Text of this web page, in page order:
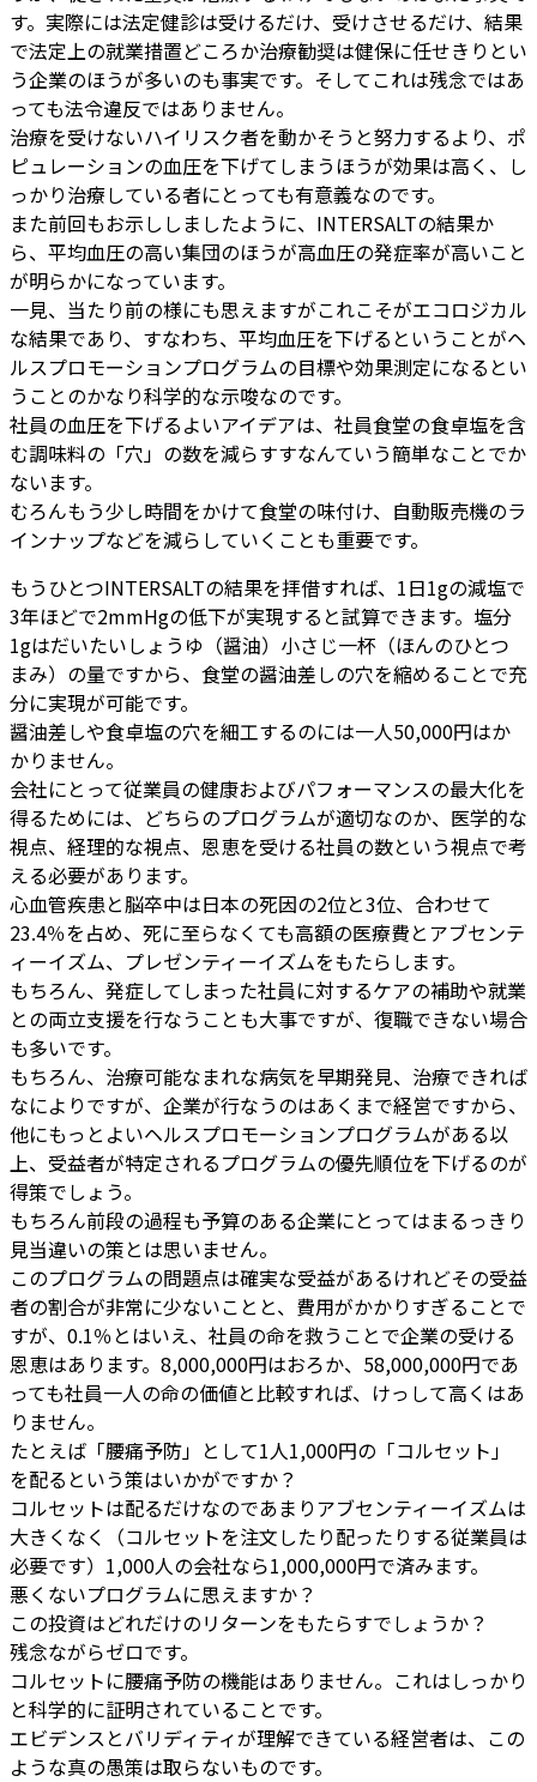
す。実際には法定健診は受けるだけ、受けさせるだけ、結果
で法定上の就業措置どころか治療勧奨は健保に任せきりとい
う企業のほうが多いのも事実です。そしてこれは残念ではあ
っても法令違反ではありません。
治療を受けないハイリスク者を動かそうと努力するより、ポ
ピュレーションの血圧を下げてしまうほうが効果は高く、し
っかり治療している者にとっても有意義なのです。
また前回もお示ししましたように、INTERSALTの結果か
ら、平均血圧の高い集団のほうが高血圧の発症率が高いこと
が明らかになっています。
一見、当たり前の様にも思えますがこれこそがエコロジカル
な結果であり、すなわち、平均血圧を下げるということがヘ
ルスプロモーションプログラムの目標や効果測定になるとい
うことのかなり科学的な示唆なのです。
社員の血圧を下げるよいアイデアは、社員食堂の食卓塩を含
む調味料の「穴」の数を減らすすなんていう簡単なことでか
ないます。
むろんもう少し時間をかけて食堂の味付け、自動販売機のラ
インナップなどを減らしていくことも重要です。
もうひとつINTERSALTの結果を拝借すれば、1日1gの減塩で
3年ほどで2mmHgの低下が実現すると試算できます。塩分
1gはだいたいしょうゆ（醤油）小さじ一杯（ほんのひとつ
まみ）の量ですから、食堂の醤油差しの穴を縮めることで充
分に実現が可能です。
醤油差しや食卓塩の穴を細工するのには一人50,000円はか
かりません。
会社にとって従業員の健康およびパフォーマンスの最大化を
得るためには、どちらのプログラムが適切なのか、医学的な
視点、経理的な視点、恩恵を受ける社員の数という視点で考
える必要があります。
心血管疾患と脳卒中は日本の死因の2位と3位、合わせて
23.4％を占め、死に至らなくても高額の医療費とアブセンテ
ィーイズム、プレゼンティーイズムをもたらします。
もちろん、発症してしまった社員に対するケアの補助や就業
との両立支援を行なうことも大事ですが、復職できない場合
も多いです。
もちろん、治療可能なまれな病気を早期発見、治療できれば
なによりですが、企業が行なうのはあくまで経営ですから、
他にもっとよいヘルスプロモーションプログラムがある以
上、受益者が特定されるプログラムの優先順位を下げるのが
得策でしょう。
もちろん前段の過程も予算のある企業にとってはまるっきり
見当違いの策とは思いません。
このプログラムの問題点は確実な受益があるけれどその受益
者の割合が非常に少ないことと、費用がかかりすぎることで
すが、0.1％とはいえ、社員の命を救うことで企業の受ける
恩恵はあります。8,000,000円はおろか、58,000,000円であ
っても社員一人の命の価値と比較すれば、けっして高くはあ
りません。
たとえば「腰痛予防」として1人1,000円の「コルセット」
を配るという策はいかがですか？
コルセットは配るだけなのであまりアブセンティーイズムは
大きくなく（コルセットを注文したり配ったりする従業員は
必要です）1,000人の会社なら1,000,000円で済みます。
悪くないプログラムに思えますか？
この投資はどれだけのリターンをもたらすでしょうか？
残念ながらゼロです。
コルセットに腰痛予防の機能はありません。これはしっかり
と科学的に証明されていることです。
エビデンスとバリディティが理解できている経営者は、この
ような真の愚策は取らないものです。